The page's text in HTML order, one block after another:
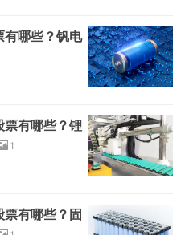
哪些？钒电
有哪些？锂
1
有哪些？固